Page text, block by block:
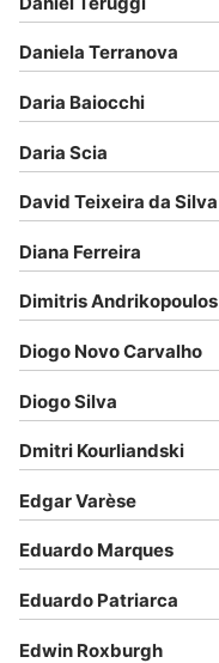
Daniela Terranova
Daria Baiocchi
Daria Scia
David Teixeira da Silva
Diana Ferreira
Dimitris Andrikopoulos
Diogo Novo Carvalho
Diogo Silva
Dmitri Kourliandski
Edgar Varèse
Eduardo Marques
Eduardo Patriarca
Edwin Roxburgh